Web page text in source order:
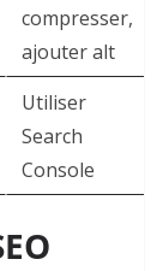
compresser,
ajouter alt
Utiliser
Search
Console